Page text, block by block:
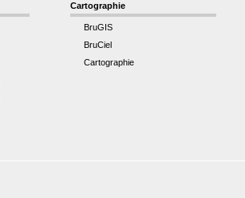
Cartographie
BruGIS
BruCiel
Cartographie